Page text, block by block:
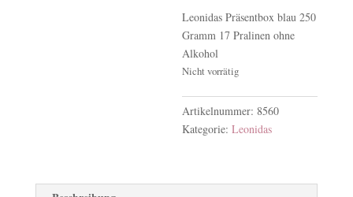
Leonidas Präsentbox blau 250
Gramm 17 Pralinen ohne
Alkohol
Nicht vorrätig
Artikelnummer: 8560
Kategorie:Leonidas